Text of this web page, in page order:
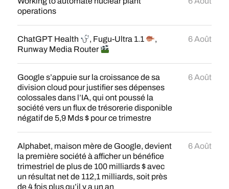
operations
ChatGPT Health , Fugu-Ultra 1.1
,
Runway Media Router
6 Août
Google s’appuie sur la croissance de sa
division cloud pour justifier ses dépenses
colossales dans l’IA, qui ont poussé la
société vers un flux de trésorerie disponible
négatif de 5,9 Mds $ pour ce trimestre
6 Août
Alphabet, maison mère de Google, devient
la première société à afficher un bénéfice
trimestriel de plus de 100 milliards $ avec
un résultat net de 112,1 milliards, soit près
de 4 fois plus qu’il y a un an
6 Août